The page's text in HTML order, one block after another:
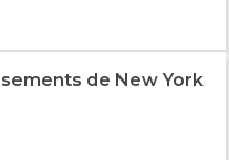
de New York